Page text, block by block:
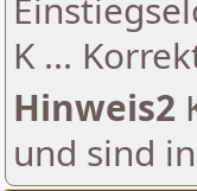
K ...
Hinweis2
und sind